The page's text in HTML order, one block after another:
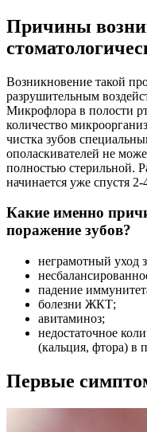
Причины
Возникновение такой
разрушительным
Микрофлора в полости
количество
чистка зубов
ополаскивателей не
полностью стерильной.
начинается уже спустя
Какие именно
поражение зубов?
неграмотный уход
падение
болезни ЖКТ;
авитаминоз;
недостаточное
(кальция, фтора) в
Первые